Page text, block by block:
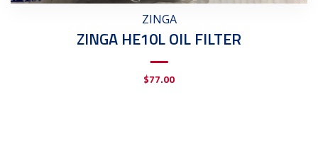
ZINGA
ZINGA HE10L OIL FILTER
$77.00